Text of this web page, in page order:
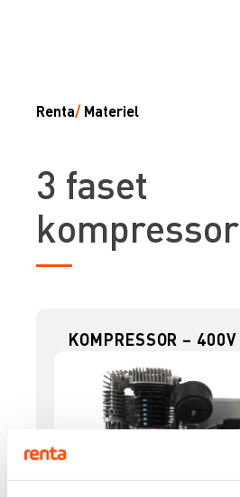
Renta/ Materiel
3 faset
kompressor
KOMPRESSOR – 400V